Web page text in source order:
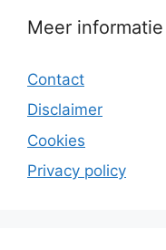
Meer informatie
Contact
Disclaimer
Cookies
Privacy policy